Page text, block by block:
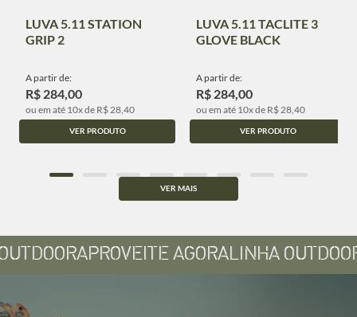
LUVA 5.11 STATION
GRIP 2
A partir de:
R$ 284,00
ou em até 10x de R$ 28,40
VER PRODUTO
LUVA 5.11 TACLITE 3
GLOVE BLACK
A partir de:
R$ 284,00
ou em até 10x de R$ 28,40
VER PRODUTO
VER MAIS
APROVEITE AGORALINHA OUTDOOR